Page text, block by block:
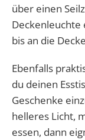
über einen
Deckenleuchte
bis an die
Ebenfalls
du deinen
Geschenke
helleres Licht,
essen, dann